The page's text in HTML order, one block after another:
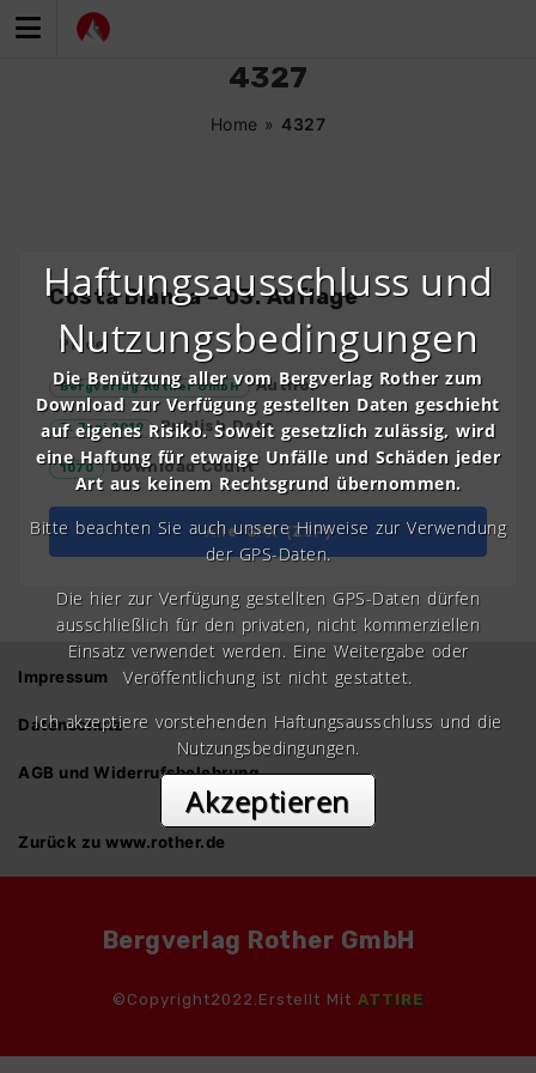
Inhalt
4327
Home » 4327
Costa Blanca – 03. Auflage
Price
Bergverlag Rother GmbH Author
3. Juni 2019 Publish Date
1070 Download Count
Alle GPX (ZIP)
Impressum
Datenschutz
AGB und Widerrufsbelehrung
Zurück zu www.rother.de
Bergverlag Rother GmbH
©Copyright2022.Erstellt Mit ATTIRE
Haftungsausschluss und
Nutzungsbedingungen
Die Benützung aller vom Bergverlag Rother zum
Download zur Verfügung gestellten Daten geschieht
auf eigenes Risiko. Soweit gesetzlich zulässig, wird
eine Haftung für etwaige Unfälle und Schäden jeder
Art aus keinem Rechtsgrund übernommen.
Bitte beachten Sie auch unsere Hinweise zur Verwendung
der GPS-Daten.
Die hier zur Verfügung gestellten GPS-Daten dürfen
ausschließlich für den privaten, nicht kommerziellen
Einsatz verwendet werden. Eine Weitergabe oder
Veröffentlichung ist nicht gestattet.
Ich akzeptiere vorstehenden Haftungsausschluss und die
Nutzungsbedingungen.
Akzeptieren